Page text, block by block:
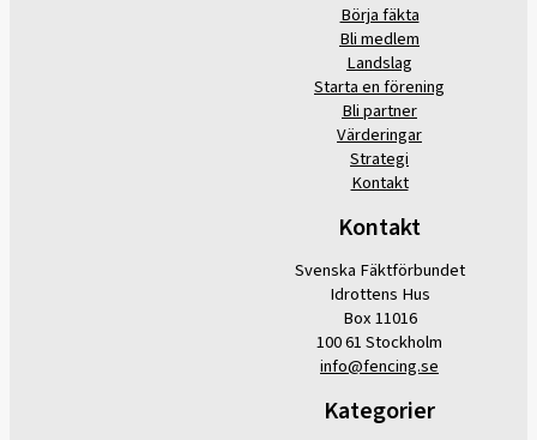
Börja fäkta
Bli medlem
Landslag
Starta en förening
Bli partner
Värderingar
Strategi
Kontakt
Kontakt
Svenska Fäktförbundet
Idrottens Hus
Box 11016
100 61 Stockholm
info@fencing.se
Kategorier